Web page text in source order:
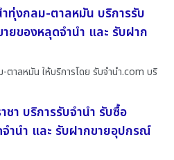
ทุ่งกลม-ตาลหมัน บริการรับ
ยของหลุดจำนำ และ รับฝาก
าลหมัน ให้บริการโดย รับจํานํา.com บริ
า บริการรับจำนำ รับซื้อ
ำนำ และ รับฝากขายอุปกรณ์